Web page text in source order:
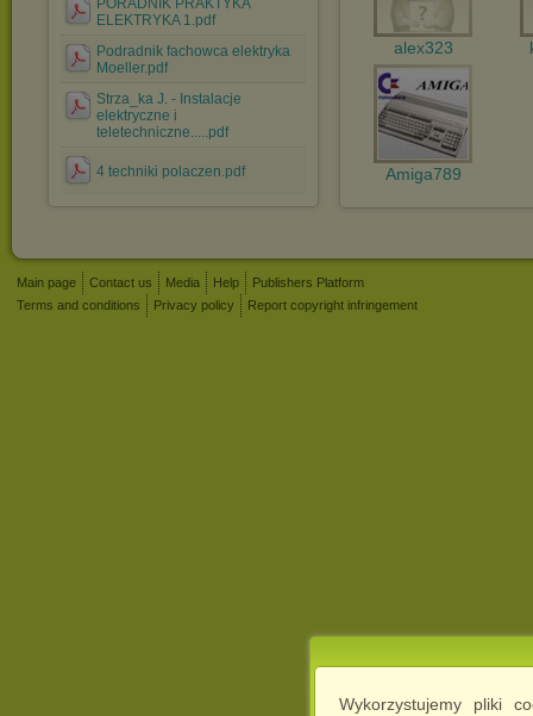
Wykorzystujemy pliki
PORADNIK PRAKTYKA
ELEKTRYKA 1.pdf
Podradnik fachowca elektryka
Moeller.pdf
Strza_ka J. - Instalacje
elektryczne i
teletechniczne.....pdf
4 techniki polaczen.pdf
alex323
Amiga789
Main page Contact us Media Help
Publishers Platform
Terms and conditions
Privacy policy Report copyright infringement